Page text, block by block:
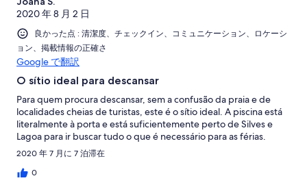
2020 年 8 月 2 日
良かった点 : 清潔度、チェックイン、コミュニケーション、ロケーシ
ョン、掲載情報の正確さ
Google で翻訳
O sítio ideal para descansar
Para quem procura descansar, sem a confusão da praia e de
localidades cheias de turistas, este é o sítio ideal. A piscina está
literalmente à porta e está suficientemente perto de Silves e
Lagoa para ir buscar tudo o que é necessário para as férias.
2020 年 7 月に 7 泊滞在
0